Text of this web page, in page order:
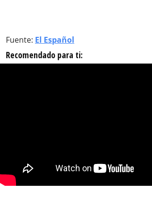
Fuente: El Español
Recomendado para ti: